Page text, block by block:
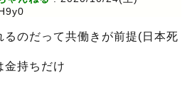
るのだって共働きが前提(日本死
金持ちだけ